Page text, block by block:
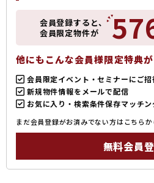
会員登録すると、
会員限定物件が
他にもこんな会員様限定特典が
会員限定イベント・セミナーにご招
新規物件情報をメールで配信
お気に入り・検索条件保存マッチ
まだ会員登録がお済みでない方はこちらか
無料会員